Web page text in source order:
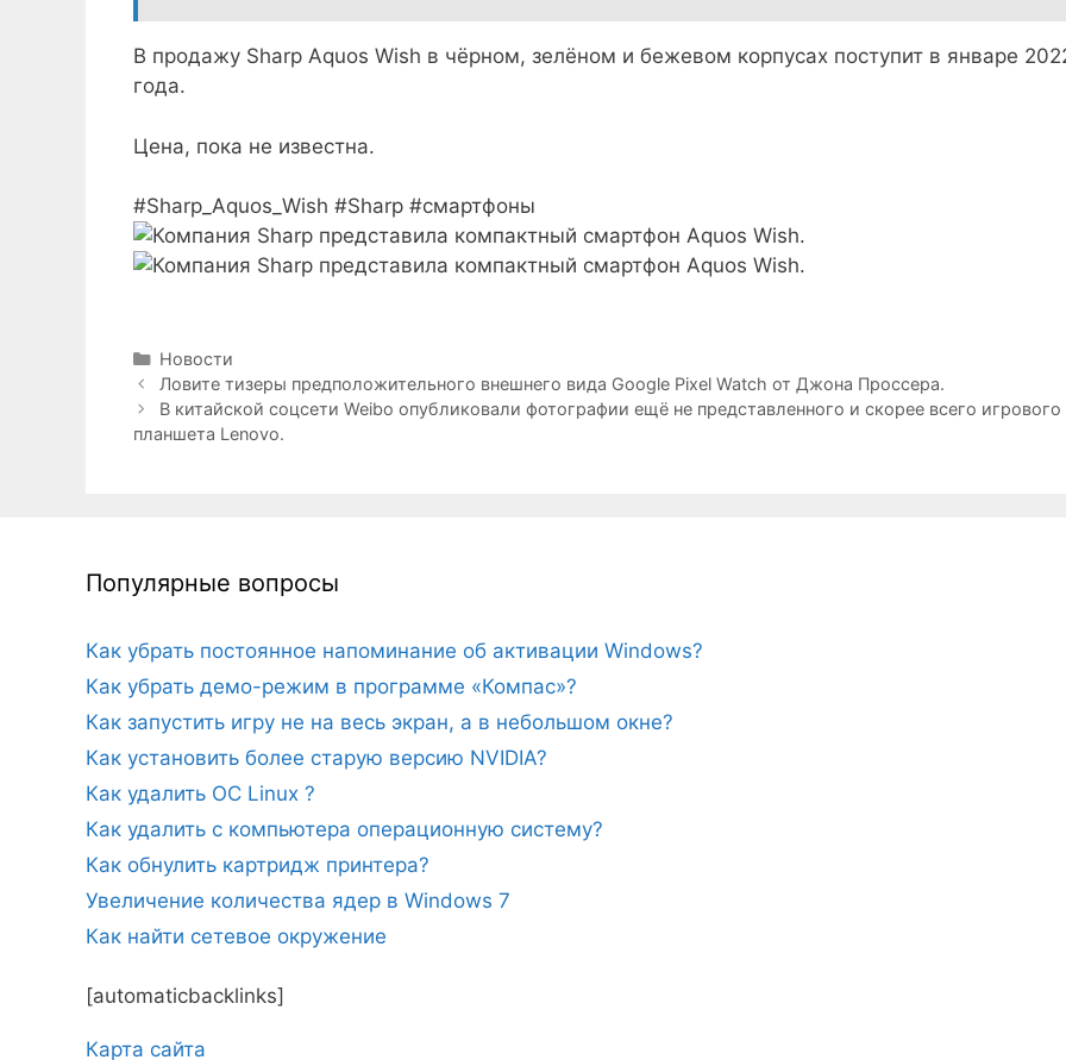
В продажу Sharp Aquos Wish в чёрном, зелёном и бежевом корпусах поступит в январе
года.
Цена, пока не известна.
#Sharp_Aquos_Wish #Sharp #смартфоны
Рубрики
Новости
Ловите тизеры предположительного внешнего вида Google Pixel Watch от Джона Проссера.
В китайской соцсети Weibo опубликовали фотографии ещё не представленного и скорее всего
планшета Lenovo.
Популярные вопросы
Как убрать постоянное напоминание об активации Windows?
Как убрать демо-режим в программе «Компас»?
Как запустить игру не на весь экран, а в небольшом окне?
Как установить более старую версию NVIDIA?
Как удалить ОС Linux ?
Как удалить с компьютера операционную систему?
Как обнулить картридж принтера?
Увеличение количества ядер в Windows 7
Как найти сетевое окружение
[automaticbacklinks]
Карта сайтa